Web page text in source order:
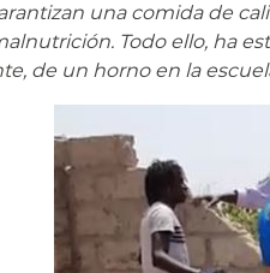
una comida de
Todo ello, ha
de un horno en la